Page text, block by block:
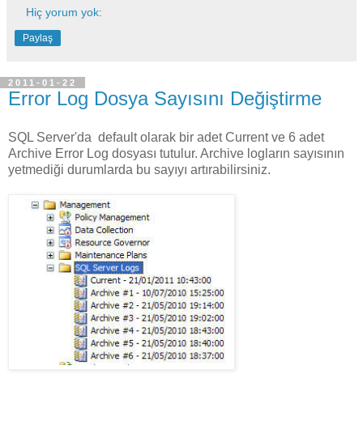
Hiç yorum yok:
Paylaş
2011-01-22
Error Log Dosya Sayısını Değiştirme
SQL Server'da default olarak bir adet Current ve 6 adet
Archive Error Log dosyası tutulur. Archive logların sayısının
yetmediği durumlarda bu sayıyı artırabilirsiniz.